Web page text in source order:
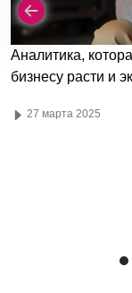
Аналитика,
бизнесу расти и
27 марта 2025